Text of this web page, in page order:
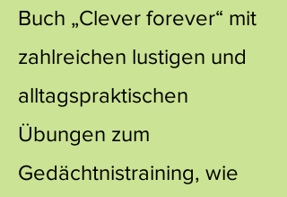
Buch „Clever forever“ mit
zahlreichen lustigen und
alltagspraktischen
Übungen zum
Gedächtnistraining, wie